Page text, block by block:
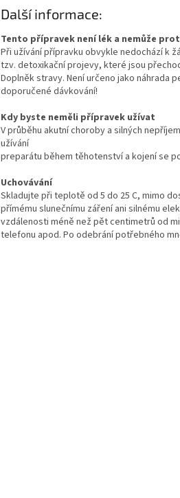
Další informace:
Tento přípravek není lék a nemůže
Při užívání přípravku obvykle nedochází k
tzv. detoxikační projevy, které jsou
Doplněk stravy. Není určeno jako náhrada
doporučené dávkování!
Kdy byste neměli přípravek užívat
V průběhu akutní choroby a silných
užívání
preparátu během těhotenství a kojení se
Uchovávání
Skladujte při teplotě od 5 do 25 C, mimo
přímému slunečnímu záření ani silnému
vzdálenosti méně než pět centimetrů od
telefonu apod. Po odebrání potřebného